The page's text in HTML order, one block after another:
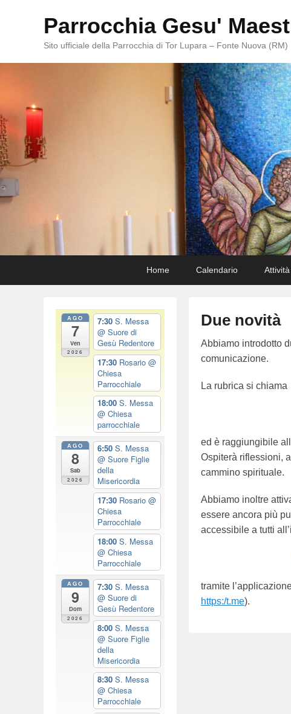
Parrocchia Gesu'
Sito ufficiale della Parrocchia di Tor Lupara – Fonte Nuova (RM)
Home Calendario
Due novità
P
o
t
/
1
7
Abbiamo introdotto
comunicazione.
La rubrica si chiama
ed è raggiungibile
Ospiterà riflessioni,
cammino spirituale.
Abbiamo inoltre
essere ancora più
accessibile a tutti
tramite
https:/t.me).
AGO
7
Ven
2026
7:30 S. Messa
@ Suore di
Gesù Redentore
17:30 Rosario @
Chiesa
Parrocchiale
18:00 S. Messa
@ Chiesa
parrocchiale
AGO
8
Sab
2026
6:50 S. Messa
@ Suore Figlie
della
Misericordia
17:30 Rosario @
Chiesa
Parrocchiale
18:00 S. Messa
@ Chiesa
Parrocchiale
AGO
9
Dom
2026
7:30 S. Messa
@ Suore di
Gesù Redentore
8:00 S. Messa
@ Suore Figlie
della
Misericordia
8:30 S. Messa
@ Chiesa
Parrocchiale